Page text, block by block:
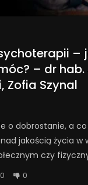
–
– dr hab.
Zofia Szynal
o dobrostanie, a
jakością życia w
czy
0